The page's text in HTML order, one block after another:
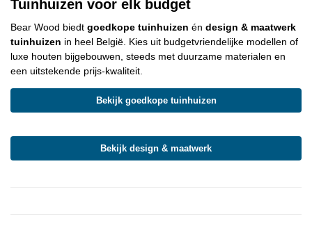
Tuinhuizen voor elk budget
Bear Wood biedt goedkope tuinhuizen én design & maatwerk
tuinhuizen in heel België. Kies uit budgetvriendelijke modellen of
luxe houten bijgebouwen, steeds met duurzame materialen en
een uitstekende prijs-kwaliteit.
Bekijk goedkope tuinhuizen
Bekijk design & maatwerk